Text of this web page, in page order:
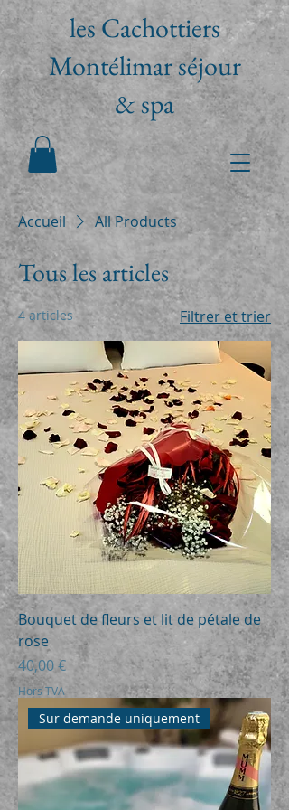
les Cachottiers
Montélimar séjour
& spa
Accueil All Products
Tous les articles
4 articles Filtrer et trier
Bouquet de fleurs et lit de pétale de
rose
Prix
40,00 €
Hors TVA
Sur demande uniquement